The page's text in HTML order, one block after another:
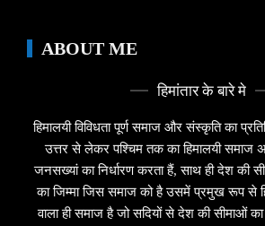
ABOUT ME
हिमांतार के बारे मे
हिमालयी विविधता पूर्ण समाज और संस्कृति का
उत्तर से लेकर पश्चिम तक का हिमालयी समाज
जनसख्यां का निर्धारण करता हैं, साथ ही देश की
का जिम्मा जिस समाज को है उसमें प्रमुख रूप से
वाला ही समाज है जो सदियों से देश की सीमाओं